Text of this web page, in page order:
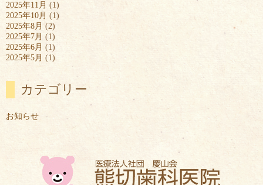
2025年11月 (1)
2025年10月 (1)
2025年8月 (2)
2025年7月 (1)
2025年6月 (1)
2025年5月 (1)
カテゴリー
お知らせ